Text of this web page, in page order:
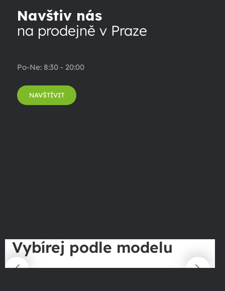
Navštiv nás
na prodejně v Praze
Po-Ne: 8:30 - 20:00
NAVŠTÍVIT
Vybírej podle modelu